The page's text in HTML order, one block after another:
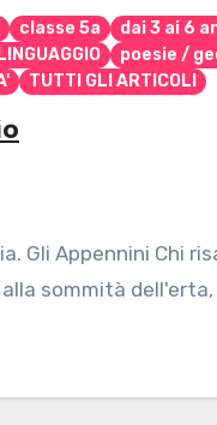
classe 5a dai 3 ai 6
LINGUAGGIO
poesie /
TUTTI GLI ARTICOLI
Gli Appennini Chi
sommità